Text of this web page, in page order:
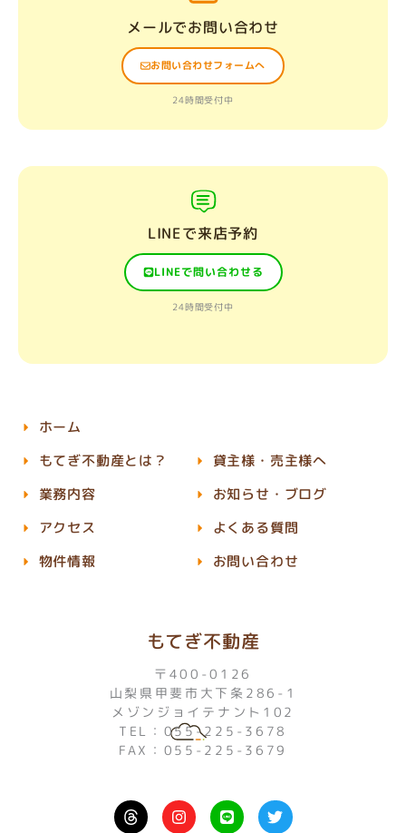
メールでお問い合わせ
お問い合わせフォームへ
24時間受付中
LINEで来店予約
LINEで問い合わせる
24時間受付中
もてぎ不動産
〒400-0126
山梨県甲斐市大下条286-1
メゾンジョイテナント102
TEL：055-225-3678
FAX：055-225-3679
I
n
L
i
T
w
ホーム
もてぎ不動産とは？
業務内容
アクセス
物件情報
貸主様・売主様へ
お知らせ・ブログ
よくある質問
お問い合わせ